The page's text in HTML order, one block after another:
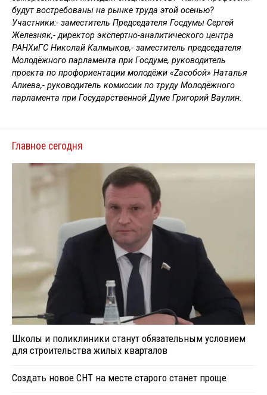
будут востребованы на рынке труда этой осенью?
Участники:- заместитель Председателя Госдумы Сергей
Железняк,- директор экспертно-аналитического центра
РАНХиГС Николай Калмыков,- заместитель председателя
Молодёжного парламента при Госдуме, руководитель
проекта по профориентации молодёжи «Zaсобой» Наталья
Алиева,- руководитель комиссии по труду Молодёжного
парламента при Государственной Думе Григорий Ваулин.
Главное сегодня
Школы и поликлиники станут обязательным условием
для строительства жилых кварталов
Создать новое СНТ на месте старого станет проще